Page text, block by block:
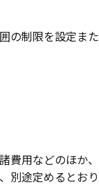
の制限を設定また
費用などのほか、
別途定めるとおり